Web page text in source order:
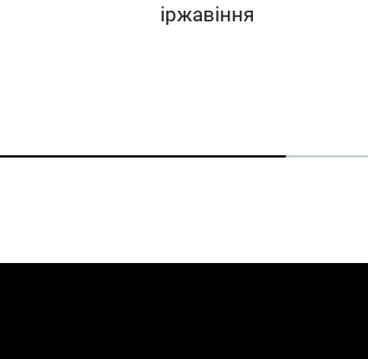
іржавіння